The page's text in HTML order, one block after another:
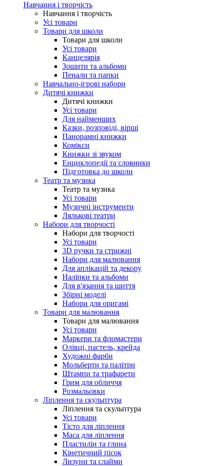
Навчання і творчість
Навчання і творчість
Усі товари
Товари для школи
Товари для школи
Усі товари
Канцелярія
Зошити та альбоми
Пенали та папки
Навчально-ігрові набори
Дитячі книжки
Дитячі книжки
Усі товари
Для найменших
Казки, розповіді, вірші
Панорамні книжки
Комікси
Книжки зі звуком
Енциклопедії та словники
Підготовка до школи
Театр та музика
Театр та музика
Усі товари
Музичні інструменти
Лялькові театри
Набори для творчості
Набори для творчості
Усі товари
3D ручки та стрижні
Набори для малювання
Для аплікацій та декору
Наліпки та альбоми
Для в'язання та шиття
Збірні моделі
Набори для оригамі
Товари для малювання
Товари для малювання
Усі товари
Маркери та фломастери
Олівці, пастель, крейда
Художні фарби
Мольберти та палітри
Штампи та трафарети
Грим для обличчя
Розмальовки
Ліплення та скульптура
Ліплення та скульптура
Усі товари
Тісто для ліплення
Маса для ліплення
Пластилін та глина
Кінетичний пісок
Лизуни та слайми